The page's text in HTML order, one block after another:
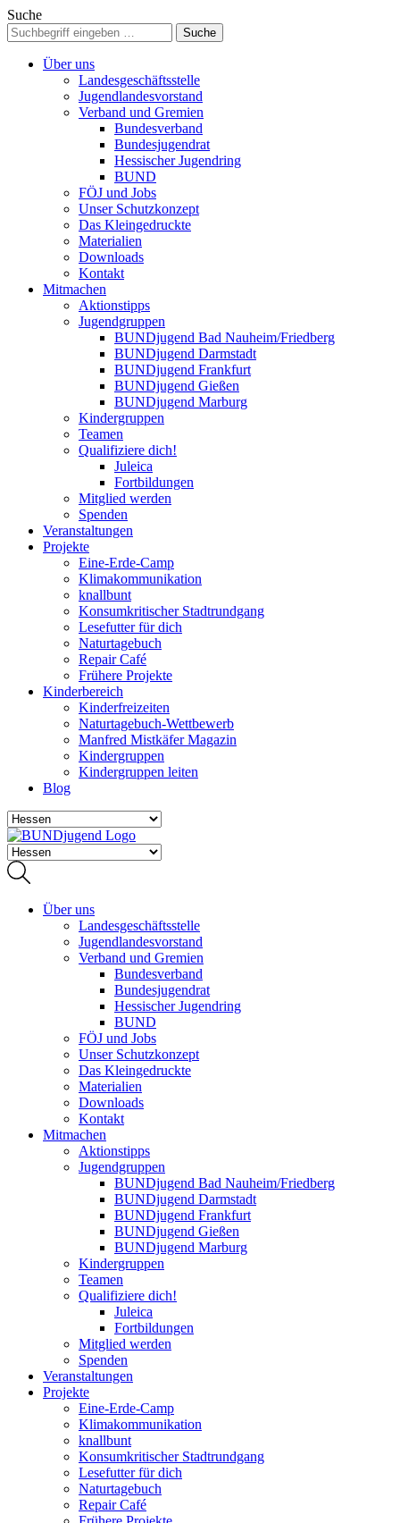
Suche
Über uns
Landesgeschäftsstelle
Jugendlandesvorstand
Verband und Gremien
Bundesverband
Bundesjugendrat
Hessischer Jugendring
BUND
FÖJ und Jobs
Unser Schutzkonzept
Das Kleingedruckte
Materialien
Downloads
Kontakt
Mitmachen
Aktionstipps
Jugendgruppen
BUNDjugend Bad Nauheim/Friedberg
BUNDjugend Darmstadt
BUNDjugend Frankfurt
BUNDjugend Gießen
BUNDjugend Marburg
Kindergruppen
Teamen
Qualifiziere dich!
Juleica
Fortbildungen
Mitglied werden
Spenden
Veranstaltungen
Projekte
Eine-Erde-Camp
Klimakommunikation
knallbunt
Konsumkritischer Stadtrundgang
Lesefutter für dich
Naturtagebuch
Repair Café
Frühere Projekte
Kinderbereich
Kinderfreizeiten
Naturtagebuch-Wettbewerb
Manfred Mistkäfer Magazin
Kindergruppen
Kindergruppen leiten
Blog
Über uns
Landesgeschäftsstelle
Jugendlandesvorstand
Verband und Gremien
Bundesverband
Bundesjugendrat
Hessischer Jugendring
BUND
FÖJ und Jobs
Unser Schutzkonzept
Das Kleingedruckte
Materialien
Downloads
Kontakt
Mitmachen
Aktionstipps
Jugendgruppen
BUNDjugend Bad Nauheim/Friedberg
BUNDjugend Darmstadt
BUNDjugend Frankfurt
BUNDjugend Gießen
BUNDjugend Marburg
Kindergruppen
Teamen
Qualifiziere dich!
Juleica
Fortbildungen
Mitglied werden
Spenden
Veranstaltungen
Projekte
Eine-Erde-Camp
Klimakommunikation
knallbunt
Konsumkritischer Stadtrundgang
Lesefutter für dich
Naturtagebuch
Repair Café